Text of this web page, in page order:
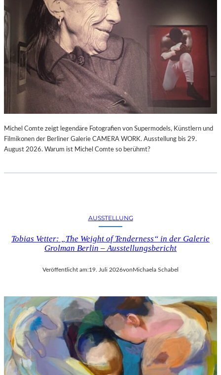
Michel Comte zeigt legendäre Fotografien von Supermodels, Künstlern und
Filmikonen der Berliner Galerie CAMERA WORK. Ausstellung bis 29.
August 2026. Warum ist Michel Comte so berühmt?
AUSSTELLUNG
Tobias Vetter: „The Weight of Tenderness“ in der Galerie
Grolman Berlin – Ausstellungsbericht
Veröffentlicht am:19. Juli 2026von Michaela Schabel